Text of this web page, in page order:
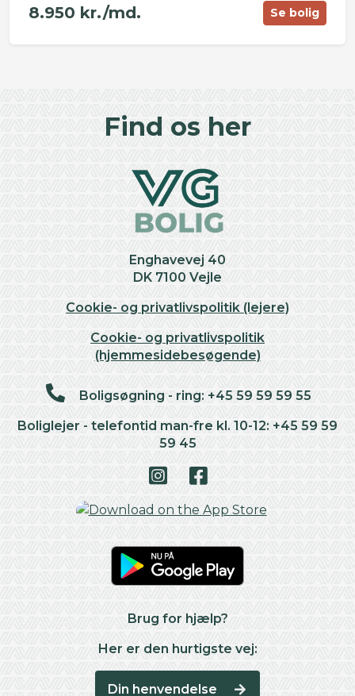
8.950 kr./md. Se bolig
Find os her
Enghavevej 40
DK 7100 Vejle
Cookie- og privatlivspolitik (lejere)
Cookie- og privatlivspolitik
(hjemmesidebesøgende)
Boligsøgning - ring: +45 59 59 59 55
Boliglejer - telefontid man-fre kl. 10-12: +45 59 59
59 45
Brug for hjælp?
Her er den hurtigste vej:
Din henvendelse